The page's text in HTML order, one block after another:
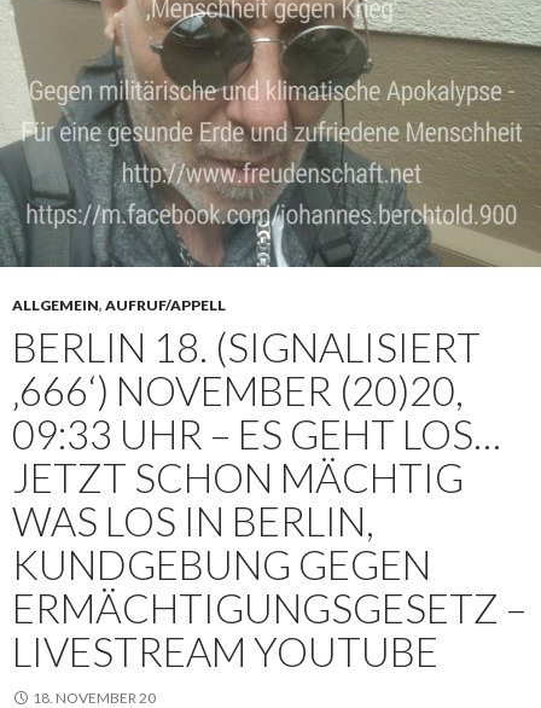
ALLGEMEIN, AUFRUF/APPELL
BERLIN 18. (SIGNALISIERT
‚666‘) NOVEMBER (20)20,
09:33 UHR – ES GEHT LOS…
JETZT SCHON MÄCHTIG
WAS LOS IN BERLIN,
KUNDGEBUNG GEGEN
ERMÄCHTIGUNGSGESETZ –
LIVESTREAM YOUTUBE
18. NOVEMBER 20